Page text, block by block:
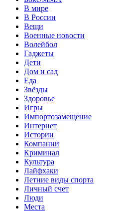
В мире
В России
Вещи
Военные новости
Волейбол
Гаджеты
Дети
Дом и сад
Еда
Звёзды
Здоровье
Игры
Импортозамещение
Интернет
Истории
Компании
Криминал
Культура
Лайфхаки
Летние виды спорта
Личный счет
Люди
Места